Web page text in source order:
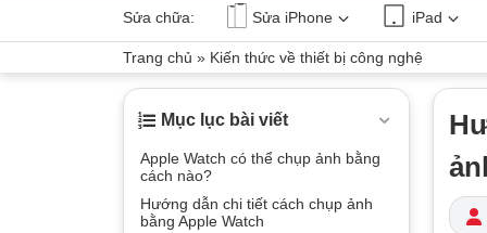
Sửa chữa: Sửa iPhone iPad
Trang chủ » Kiến thức về thiết bị công nghệ
Mục lục bài viết
Apple Watch có thể chụp ảnh bằng
cách nào?
Hướng dẫn chi tiết cách chụp ảnh
bằng Apple Watch